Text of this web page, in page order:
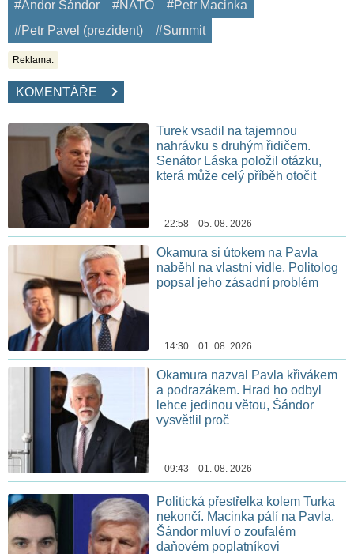
#Andor Šándor #NATO
#Petr Macinka
#Petr Pavel (prezident)
#Summit
Reklama:
KOMENTÁŘE
Turek vsadil na tajemnou
nahrávku s druhým řidičem.
Senátor Láska položil otázku,
která může celý příběh otočit
22:58 05. 08. 2026
Okamura si útokem na Pavla
naběhl na vlastní vidle. Politolog
popsal jeho zásadní problém
14:30 01. 08. 2026
Okamura nazval Pavla křivákem
a podrazákem. Hrad ho odbyl
lehce jedinou větou, Šándor
vysvětlil proč
09:43 01. 08. 2026
Politická přestřelka kolem Turka
nekončí. Macinka pálí na Pavla,
Šándor mluví o zoufalém
daňovém poplatníkovi